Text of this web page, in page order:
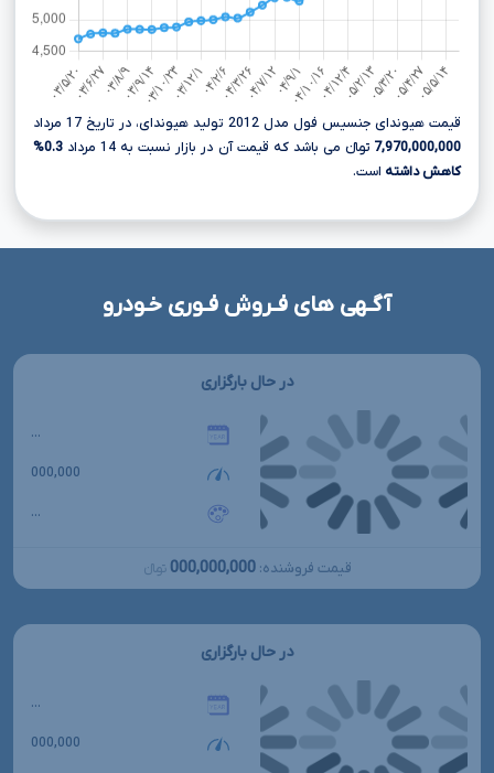
قیمت هیوندای جنسیس فول مدل 2012 تولید هیوندای، در تاریخ 17 مرداد
7,970,000,000 تومانءءء می باشد که قیمت آن در بازار نسبت به 14 مرداد
0.3%
کاهش داشته است.
آگـهی های فـروش فـوری خـودرو
در حال بارگزاری
...
000,000
...
قیمت فروشنده: 000,000,000 تومانءءء
در حال بارگزاری
...
000,000